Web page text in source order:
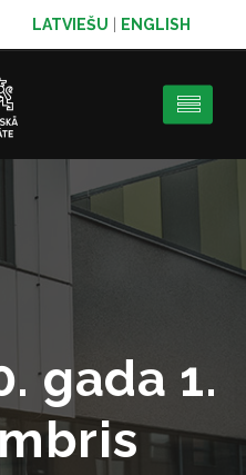
LATVIEŠU ENGLISH
gada 1.